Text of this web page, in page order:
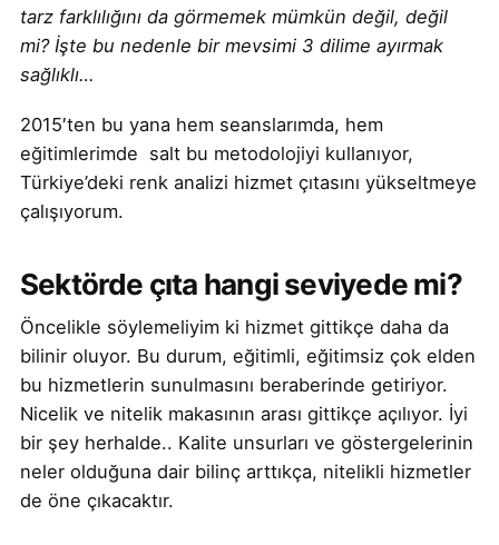
tarz farklılığını da görmemek mümkün değil, değil
mi? İşte bu nedenle bir mevsimi 3 dilime ayırmak
sağlıklı…
2015′ten bu yana hem seanslarımda, hem
eğitimlerimde salt bu metodolojiyi kullanıyor,
Türkiye’deki renk analizi hizmet çıtasını yükseltmeye
çalışıyorum.
Sektörde çıta hangi seviyede mi?
Öncelikle söylemeliyim ki hizmet gittikçe daha da
bilinir oluyor. Bu durum, eğitimli, eğitimsiz çok elden
bu hizmetlerin sunulmasını beraberinde getiriyor.
Nicelik ve nitelik makasının arası gittikçe açılıyor. İyi
bir şey herhalde.. Kalite unsurları ve göstergelerinin
neler olduğuna dair bilinç arttıkça, nitelikli hizmetler
de öne çıkacaktır.